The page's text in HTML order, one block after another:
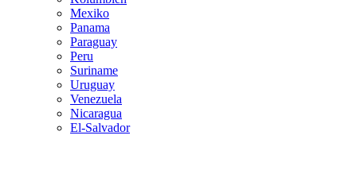
Mexiko
Panama
Paraguay
Peru
Suriname
Uruguay
Venezuela
Nicaragua
El-Salvador